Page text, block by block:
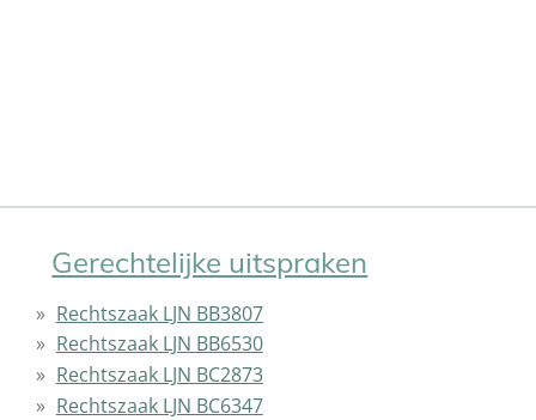
Gerechtelijke uitspraken
Rechtszaak LJN BB3807
Rechtszaak LJN BB6530
Rechtszaak LJN BC2873
Rechtszaak LJN BC6347